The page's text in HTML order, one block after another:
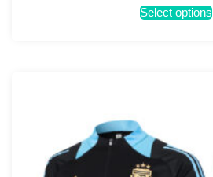
Select options